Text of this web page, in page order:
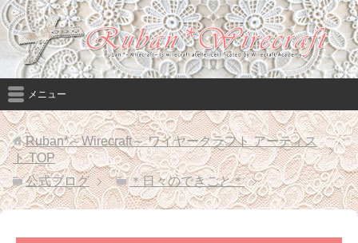
メニュー
Ruban*～Wirecraft～ ワイヤークラフト アーティス
トTOP
公式ブログ
＊日々のできごと＊